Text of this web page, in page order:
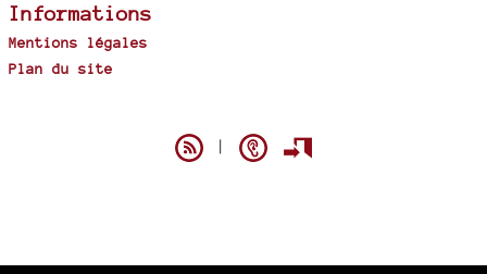
Informations
Mentions légales
Plan du site
|